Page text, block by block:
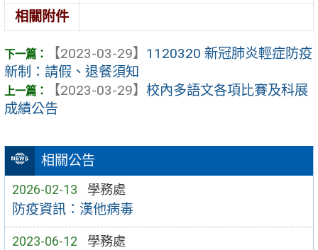
相關公告
2026-02-13 學務處
防疫資訊：漢他病毒
2023-06-12 學務處
相關附件
【2023-03-29】 1120320 新冠肺炎輕症防疫
新制：請假、退餐須知
【2023-03-29】 校內多語文各項比賽及科展
成績公告